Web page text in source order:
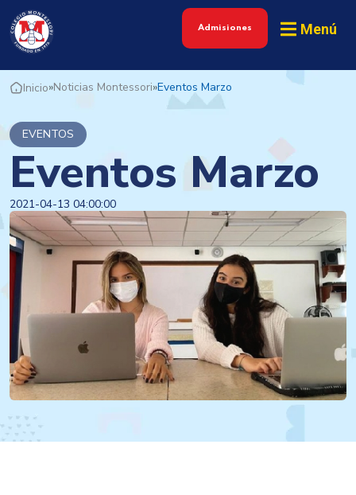
Admisiones Menú
Inicio»Noticias Montessori»Eventos Marzo
EVENTOS
Eventos Marzo
2021-04-13 04:00:00